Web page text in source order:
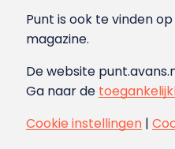
Punt is ook te vinden
magazine.
De website
Ga naar de
Cookie instellingen |